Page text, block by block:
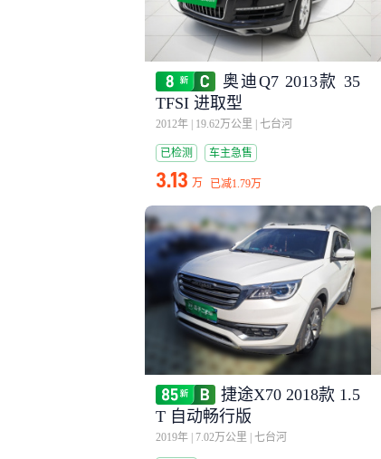
奥迪Q7 2013款 35
TFSI 进取型
2012年 19.62万公里 七台河
已检测 车主急售
3.13 万 已减1.79万
捷途X70 2018款 1.5
T 自动畅行版
2019年 7.02万公里 七台河